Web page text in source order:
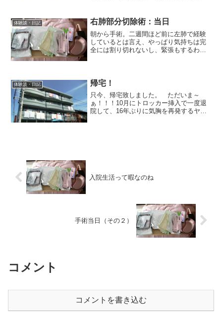
の肺が、ちょっと引っ張られるような感
じがあるんだけどだからと...
体験談・日記 右肺部分切除術：当日
朝から手術。二週間ほど前に左肺で経験
しているとは言え、やっぱり気持ちは完
全には割り切れないし、緊張もするわけ
数日ぶりの婦長さん。なん...
体験談・日記 帰宅！
只今、帰宅致しました。 ただいま～
ぁ！！！10月にトロッカー挿入で一度退
院して、16年ぶりに気胸を再発するヤツ
入院生活って暇なのね
手術当日（その２）
コメント
コメントを書き込む